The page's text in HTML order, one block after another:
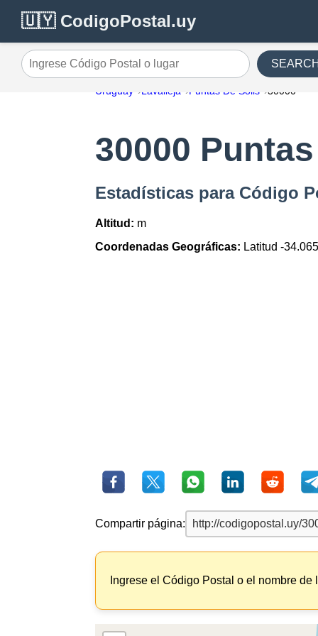
🇺🇾 CodigoPostal.uy
Ingrese Código Postal o lugar
Uruguay Lavalleja Puntas De Solis 30000
30000
Estadísticas para Código
Altitud: m
Coordenadas Geográficas: Latitud -
Compartir página:
Ingrese el Código Postal o el nombre